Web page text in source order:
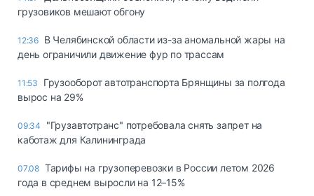
грузовиков мешают обгону
12:36 В Челябинской области из-за аномальной жары на
день ограничили движение фур по трассам
11:53
Грузооборот автотранспорта Брянщины за полгода
вырос на 29%
09:34
"Грузавтотранс" потребовала снять запрет на
каботаж для Калининграда
07.08 Тарифы на грузоперевозки в России летом 2026
года в среднем выросли на 12–15%